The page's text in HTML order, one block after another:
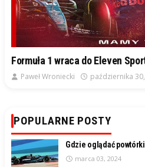
Formuła 1 wraca do Eleven
Paweł Wroniecki października
POPULARNE POSTY
Gdzie oglądać
marca 03, 2024